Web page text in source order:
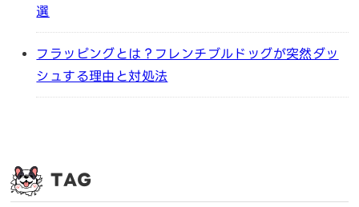
選
フラッピングとは？フレンチブルドッグが突然ダッ
シュする理由と対処法
TAG